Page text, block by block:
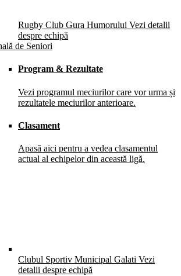
Rugby Club Gura Humorului Vezi detalii
despre echipă
de Seniori
Program & Rezultate
Vezi programul meciurilor care vor urma și
rezultatele meciurilor anterioare.
Clasament
Apasă aici pentru a vedea clasamentul
actual al echipelor din această ligă.
Clubul Sportiv Municipal Galati Vezi
detalii despre echipă